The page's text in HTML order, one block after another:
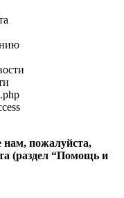
пожалуйста,
(раздел “Помощь и